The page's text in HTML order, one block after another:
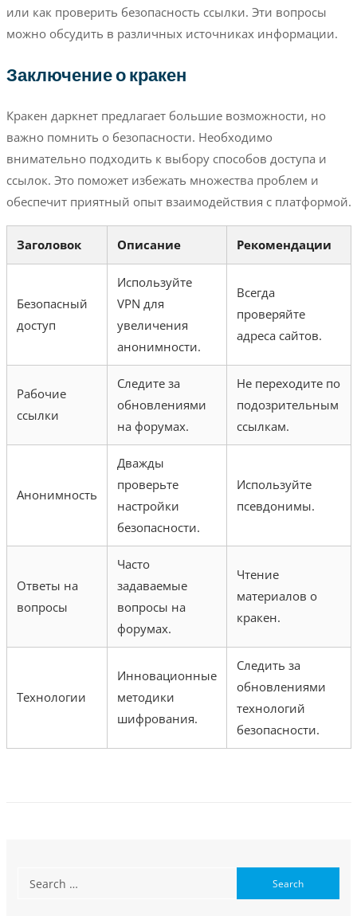
или как проверить безопасность ссылки. Эти вопросы
можно обсудить в различных источниках информации.
Заключение о кракен
Кракен даркнет предлагает большие возможности, но
важно помнить о безопасности. Необходимо
внимательно подходить к выбору способов доступа и
ссылок. Это поможет избежать множества проблем и
обеспечит приятный опыт взаимодействия с платформой.
Заголовок Описание Рекомендации
Безопасный
доступ
Используйте
VPN для
увеличения
анонимности.
Всегда
проверяйте
адреса сайтов.
Рабочие
ссылки
Следите за
обновлениями
на форумах.
Не переходите по
подозрительным
ссылкам.
Анонимность
Дважды
проверьте
настройки
безопасности.
Используйте
псевдонимы.
Ответы на
вопросы
Часто
задаваемые
вопросы на
форумах.
Чтение
материалов о
кракен.
Технологии
Инновационные
методики
шифрования.
Следить за
обновлениями
технологий
безопасности.